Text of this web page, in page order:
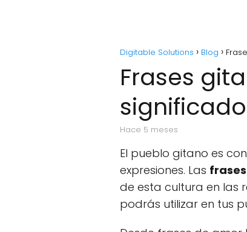
Digitable Solutions Blog
Frases
significado
hace 5 meses
El pueblo gitano es
expresiones. Las
de esta cultura en las
podrás utilizar en tus